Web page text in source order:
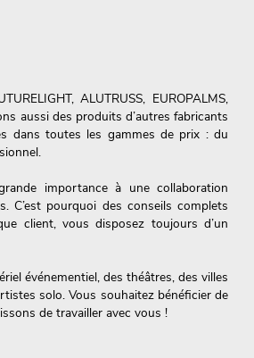
ALUTRUSS, EUROPALMS,
aussi des produits d’autres fabricants
dans toutes les gammes de prix : du
importance à une collaboration
C’est pourquoi des conseils complets
client, vous disposez toujours d’un
événementiel, des théâtres, des villes
solo. Vous souhaitez bénéficier de
de travailler avec vous !